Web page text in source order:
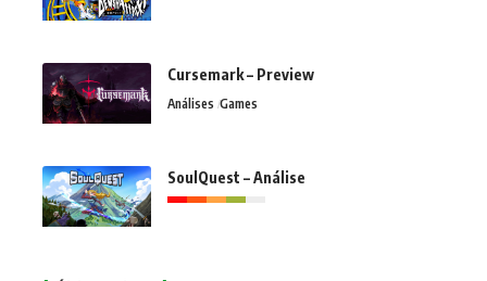
Cursemark – Preview
Análises Games
SoulQuest – Análise